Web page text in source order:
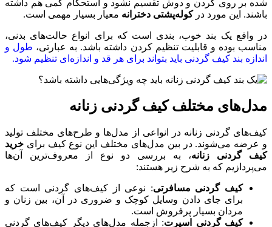
شده بر روی گردن و دوش تقسیم نشود و استحکام کمی هم داشته
باشند. این مورد درکوله‌پشتی دخترانه معیار بسیار مهمی است.
در واقع یک بند خوب، بندی است که برای انواع حالت‌های بدنی،
مناسب بوده و قابلیت تنظیم کردن داشته باشد. به عبارتی، طول و
اندازه بند کیف گردنی باید بتواند برای هر قد و اندازه‌ای تنظیم شود.
مدل‌های مختلف کیف گردنی زنانه
کیف‌های گردنی زنانه در انواعی از مدل‌ها و طرح‌های مختلف تولید
و عرضه می‌شوند. در بین مدل‌های مختلف این نوع کیف برای خرید
کیف گردنی زنانه، به بررسی دو نوع از معروف‌ترین آن‌ها
می‌پردازیم که به شرح زیر هستند:
کیف گردنی مسافرتی: نوعی از کیف‌های گردنی است که
برای جای دادن وسایل کوچک و ضروری در آن، بین زنان و
مردان بسیار پرفروش است.
کیف گردنی اسپرت: ازجمله مدل‌های دیگر کیف‌های گردنی